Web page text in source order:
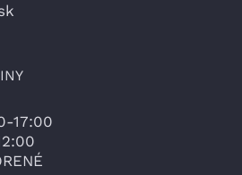
17:00